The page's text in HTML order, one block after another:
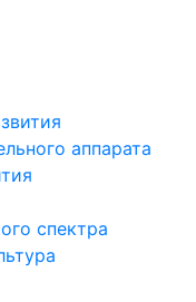
аппарата
спектра